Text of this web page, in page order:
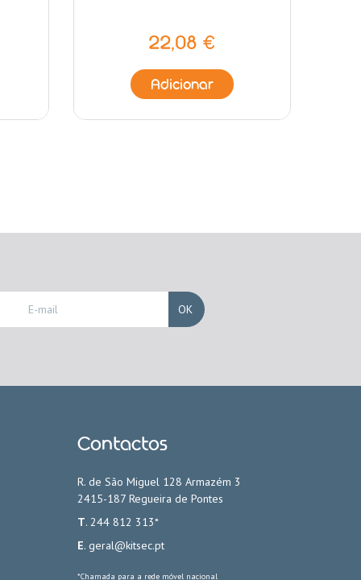
22,08 €
Adicionar
OK
Contactos
R. de São Miguel 128 Armazém 3
2415-187 Regueira de Pontes
T. 244 812 313*
E. geral@kitsec.pt
*Chamada para a rede móvel nacional